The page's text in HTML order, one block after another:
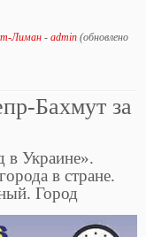
Лиман - admin (обновлено
Бахмут за
в Украине».
в стране.
Город